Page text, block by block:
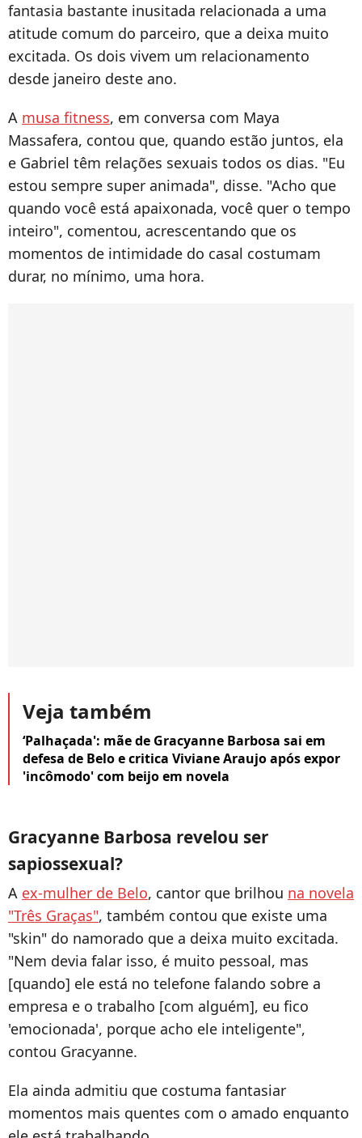
fantasia bastante inusitada relacionada a uma
atitude comum do parceiro, que a deixa muito
excitada. Os dois vivem um relacionamento
desde janeiro deste ano.
A musa fitness, em conversa com Maya
Massafera, contou que, quando estão juntos, ela
e Gabriel têm relações sexuais todos os dias. "Eu
estou sempre super animada", disse. "Acho que
quando você está apaixonada, você quer o tempo
inteiro", comentou, acrescentando que os
momentos de intimidade do casal costumam
durar, no mínimo, uma hora.
Veja também
‘Palhaçada': mãe de Gracyanne Barbosa sai em
defesa de Belo e critica Viviane Araujo após expor
'incômodo' com beijo em novela
Gracyanne Barbosa revelou ser
sapiossexual?
A ex-mulher de Belo, cantor que brilhou na novela
"Três Graças", também contou que existe uma
"skin" do namorado que a deixa muito excitada.
"Nem devia falar isso, é muito pessoal, mas
[quando] ele está no telefone falando sobre a
empresa e o trabalho [com alguém], eu fico
'emocionada', porque acho ele inteligente",
contou Gracyanne.
Ela ainda admitiu que costuma fantasiar
momentos mais quentes com o amado enquanto